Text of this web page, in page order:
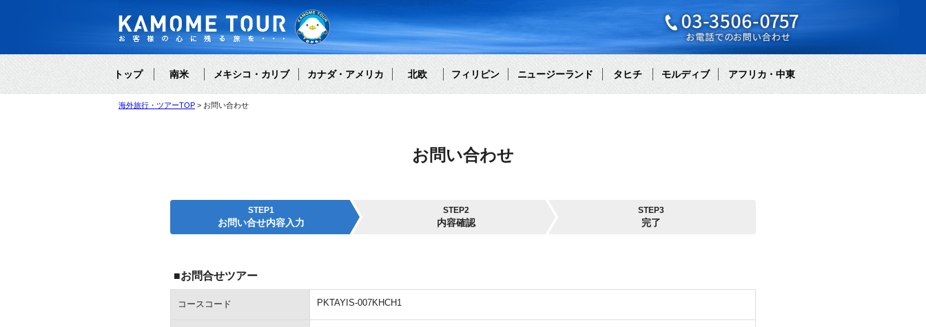
トップ 南米 メキシコ・カリブ カナダ・アメリカ 北欧 フィリピン ニュージーランド タヒチ モルディブ アフリカ・中東
海外旅行・ツアーTOP お問い合わせ
お問い合わせ
STEP1
お問い合せ内容入力
STEP2
内容確認
STEP3
完了
■お問合せツアー
コースコード PKTAYIS-007KHCH1